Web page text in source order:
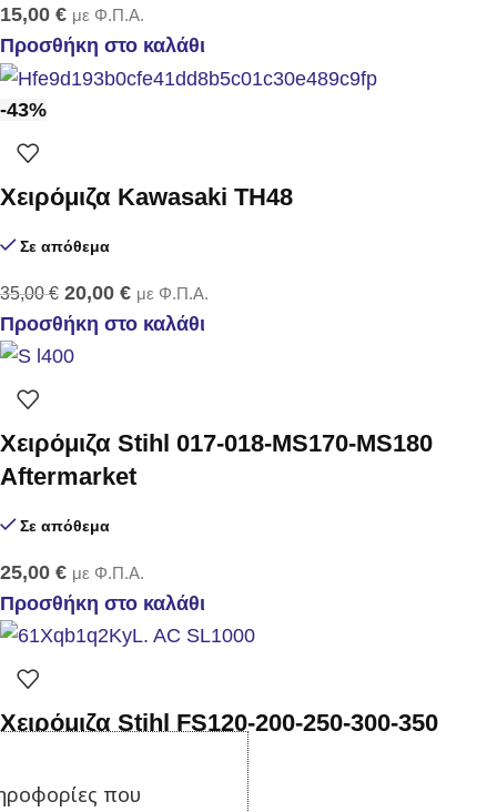
15,00 € με Φ.Π.Α.
Προσθήκη στο καλάθι
-43%
Xειρόμιζα Kawasaki TH48
Σε απόθεμα
35,00€ 20,00 € με Φ.Π.Α.
Προσθήκη στο καλάθι
Χειρόμιζα Stihl 017-018-MS170-MS180
Aftermarket
Σε απόθεμα
25,00 € με Φ.Π.Α.
Προσθήκη στο καλάθι
Χειρόμιζα Stihl FS120-200-250-300-350
Σε απόθεμαπου